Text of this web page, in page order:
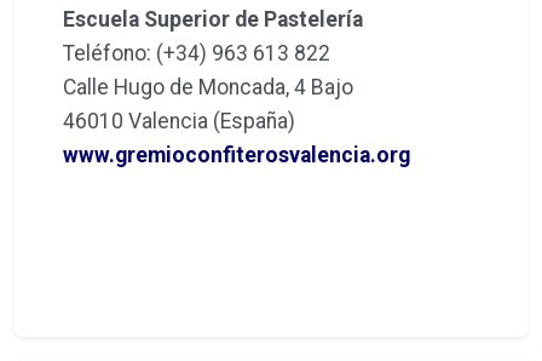
Escuela Superior de Pastelería
Teléfono: (+34) 963 613 822
Calle Hugo de Moncada, 4 Bajo
46010 Valencia (España)
www.gremioconfiterosvalencia.org